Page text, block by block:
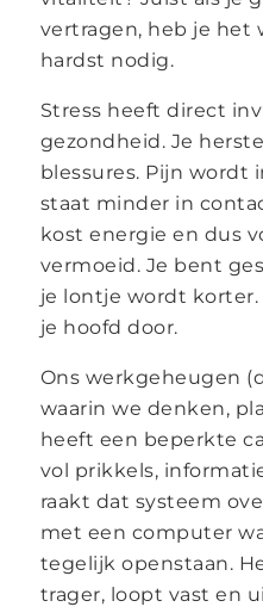
vertragen, heb je het
hardst nodig.
Stress heeft direct
gezondheid. Je
blessures. Pijn wordt
staat minder in
kost energie en dus
vermoeid. Je bent
je lontje wordt
je hoofd door.
Ons werkgeheugen
waarin we denken,
heeft een beperkte
vol prikkels,
raakt dat systeem
met een computer
tegelijk openstaan.
trager, loopt vast en